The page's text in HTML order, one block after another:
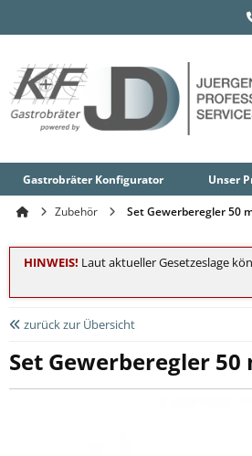
Gastrobräter Konfigurator Unser
Zubehör Set Gewerberegler 50
HINWEIS! Laut aktueller Gesetzeslage
zurück zur Übersicht
Set Gewerberegler